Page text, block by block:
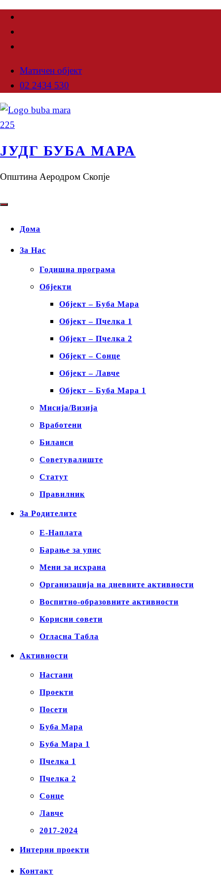
Матичен објект
02 2434 530
ЈУДГ БУБА МАРА
Општина Аеродром Скопје
Дома
За Нас
Годишна програма
Објекти
Објект – Буба Мара
Објект – Пчелка 1
Објект – Пчелка 2
Објект – Сонце
Објект – Лавче
Објект – Буба Мара 1
Мисија/Визија
Вработени
Биланси
Советувалиште
Статут
Правилник
За Родителите
Е-Наплата
Барање за упис
Мени за исхрана
Организација на дневните активности
Воспитно-образовните активности
Корисни совети
Огласна Табла
Активности
Настани
Проекти
Посети
Буба Мара
Буба Мара 1
Пчелка 1
Пчелка 2
Сонце
Лавче
2017-2024
Интерни проекти
Контакт